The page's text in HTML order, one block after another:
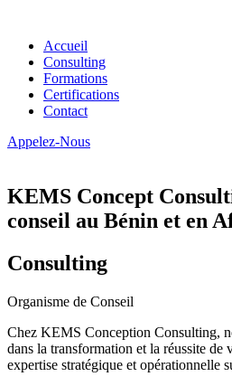
Accueil
Consulting
Formations
Certifications
Contact
Appelez-Nous
KEMS Concept
conseil au Bénin et en
Consulting
Organisme de Conseil
Chez KEMS Conception Consulting,
dans la transformation et la réussite de
expertise stratégique et opérationnelle